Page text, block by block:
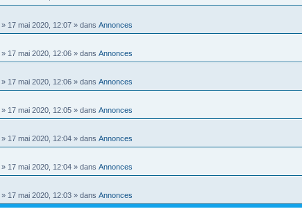
» 17 mai 2020, 12:07 » dans Annonces
» 17 mai 2020, 12:06 » dans Annonces
» 17 mai 2020, 12:06 » dans Annonces
» 17 mai 2020, 12:05 » dans Annonces
» 17 mai 2020, 12:04 » dans Annonces
» 17 mai 2020, 12:04 » dans Annonces
» 17 mai 2020, 12:03 » dans Annonces